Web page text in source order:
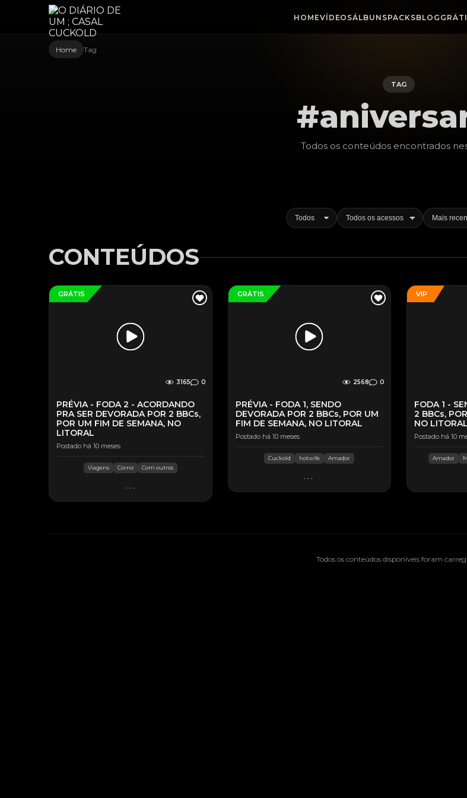
HOMEVÍDEOSÁLBUNSPACKSBLOG
Home Tag
TAG
Todos os conteúdos encontrados
CONTEÚDOS
GRÁTIS
3165 0
PRÉVIA - FODA 2 - ACORDANDO
PRA SER DEVORADA POR 2 BBCs,
POR UM FIM DE SEMANA, NO
LITORAL
Postado há 10 meses
Viagens Corno Com outros
...
GRÁTIS
2568 0
PRÉVIA - FODA 1, SENDO
DEVORADA POR 2 BBCs, POR UM
FIM DE SEMANA, NO LITORAL
Postado há 10 meses
Cuckold hotwife Amador
...
VIP
FODA 1 -
2 BBCs,
NO LITORAL
Postado há 10
Amador
Todos os conteúdos disponíveis foram